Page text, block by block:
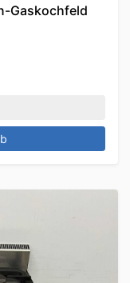
Gaskochfeld